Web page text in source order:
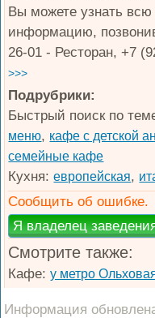
Вы можете узнать
информацию,
26-01 - Ресторан, +7
>>>
Подрубрики:
Быстрый поиск по
меню, кафе с детской
семейные кафе
Кухня:европейская,
Сообщить об ошибке.
Смотрите также:
Кафе:у метро
Информация